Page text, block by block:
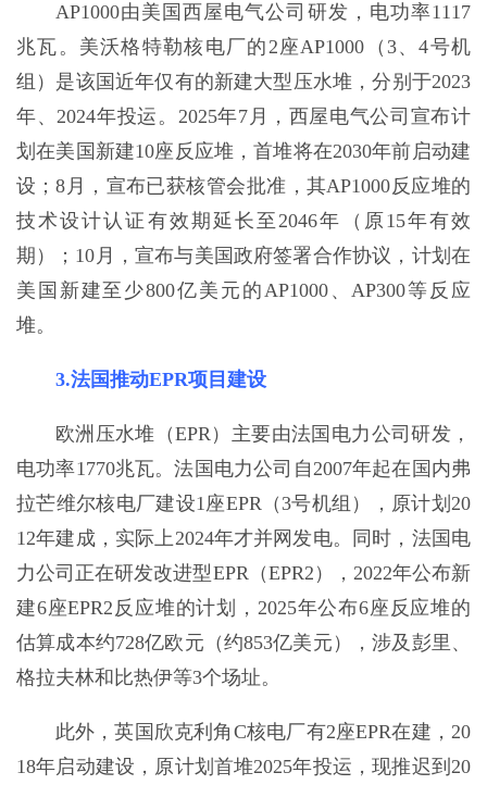
AP1000由美国西屋电气公司研发，电功率1117
兆瓦。美沃格特勒核电厂的2座AP1000（3、4号机
组）是该国近年仅有的新建大型压水堆，分别于2023
年、2024年投运。2025年7月，西屋电气公司宣布计
划在美国新建10座反应堆，首堆将在2030年前启动建
设；8月，宣布已获核管会批准，其AP1000反应堆的
技术设计认证有效期延长至2046年（原15年有效
期）；10月，宣布与美国政府签署合作协议，计划在
美国新建至少800亿美元的AP1000、AP300等反应
堆。
3.法国推动EPR项目建设
欧洲压水堆（EPR）主要由法国电力公司研发，
电功率1770兆瓦。法国电力公司自2007年起在国内弗
拉芒维尔核电厂建设1座EPR（3号机组），原计划20
12年建成，实际上2024年才并网发电。同时，法国电
力公司正在研发改进型EPR（EPR2），2022年公布新
建6座EPR2反应堆的计划，2025年公布6座反应堆的
估算成本约728亿欧元（约853亿美元），涉及彭里、
格拉夫林和比热伊等3个场址。
此外，英国欣克利角C核电厂有2座EPR在建，20
18年启动建设，原计划首堆2025年投运，现推迟到20